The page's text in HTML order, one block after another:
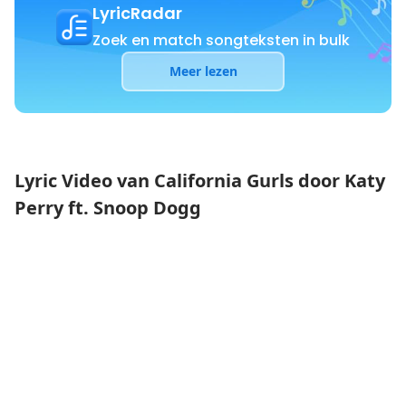
LyricRadar
Zoek en match songteksten in bulk
Meer lezen
Lyric Video van California Gurls door Katy
Perry ft. Snoop Dogg